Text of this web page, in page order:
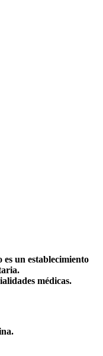
un establecimiento
médicas.